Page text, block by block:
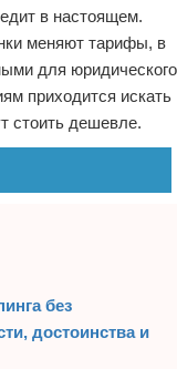
в настоящем.
меняют тарифы, в
для юридического
приходится искать
стоить дешевле.
без
достоинства и